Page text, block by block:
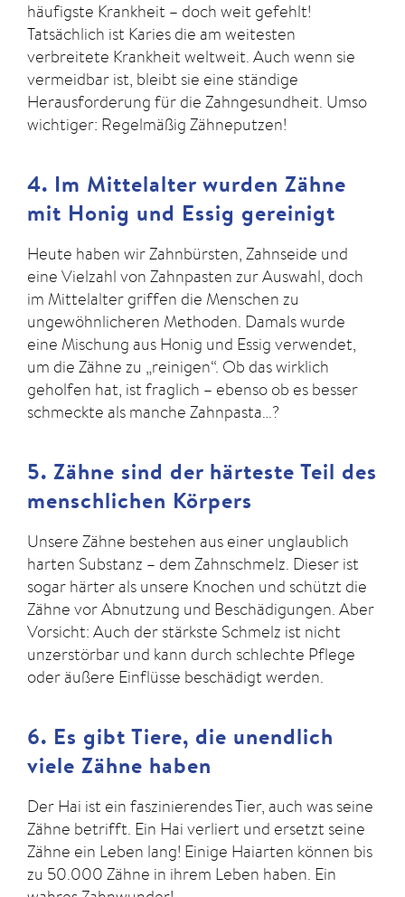
häufigste Krankheit – doch weit gefehlt!
Tatsächlich ist Karies die am weitesten
verbreitete Krankheit weltweit. Auch wenn sie
vermeidbar ist, bleibt sie eine ständige
Herausforderung für die Zahngesundheit. Umso
wichtiger: Regelmäßig Zähneputzen!
4. Im Mittelalter wurden Zähne
mit Honig und Essig gereinigt
Heute haben wir Zahnbürsten, Zahnseide und
eine Vielzahl von Zahnpasten zur Auswahl, doch
im Mittelalter griffen die Menschen zu
ungewöhnlicheren Methoden. Damals wurde
eine Mischung aus Honig und Essig verwendet,
um die Zähne zu „reinigen“. Ob das wirklich
geholfen hat, ist fraglich – ebenso ob es besser
schmeckte als manche Zahnpasta…?
5. Zähne sind der härteste Teil des
menschlichen Körpers
Unsere Zähne bestehen aus einer unglaublich
harten Substanz – dem Zahnschmelz. Dieser ist
sogar härter als unsere Knochen und schützt die
Zähne vor Abnutzung und Beschädigungen. Aber
Vorsicht: Auch der stärkste Schmelz ist nicht
unzerstörbar und kann durch schlechte Pflege
oder äußere Einflüsse beschädigt werden.
6. Es gibt Tiere, die unendlich
viele Zähne haben
Der Hai ist ein faszinierendes Tier, auch was seine
Zähne betrifft. Ein Hai verliert und ersetzt seine
Zähne ein Leben lang! Einige Haiarten können bis
zu 50.000 Zähne in ihrem Leben haben. Ein